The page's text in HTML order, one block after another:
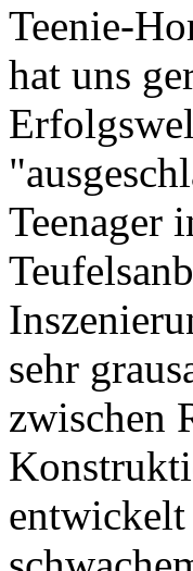
Teenie-
hat uns
Teenager
sehr
zwischen
entwickelt